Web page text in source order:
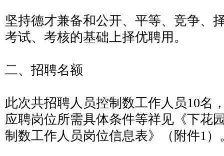
坚持德才兼备和公开、平等、竞争、
考试、考核的基础上择优聘用。
二、招聘名额
此次共招聘人员控制数工作人员10名
应聘岗位所需具体条件等祥见《下花
制数工作人员岗位信息表》（附件1）